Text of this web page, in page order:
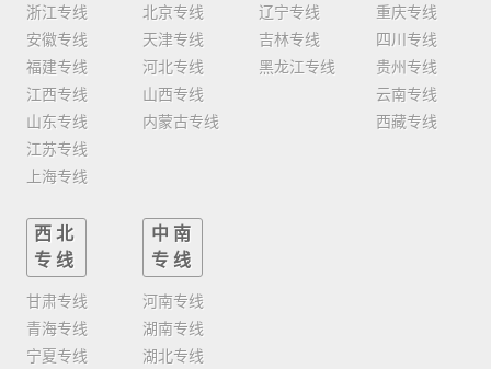
浙江专线
安徽专线
福建专线
江西专线
山东专线
江苏专线
上海专线
北京专线
天津专线
河北专线
山西专线
内蒙古专线
辽宁专线
吉林专线
黑龙江专线
重庆专线
四川专线
贵州专线
云南专线
西藏专线
西北
专线
甘肃专线
青海专线
宁夏专线
中南
专线
河南专线
湖南专线
湖北专线